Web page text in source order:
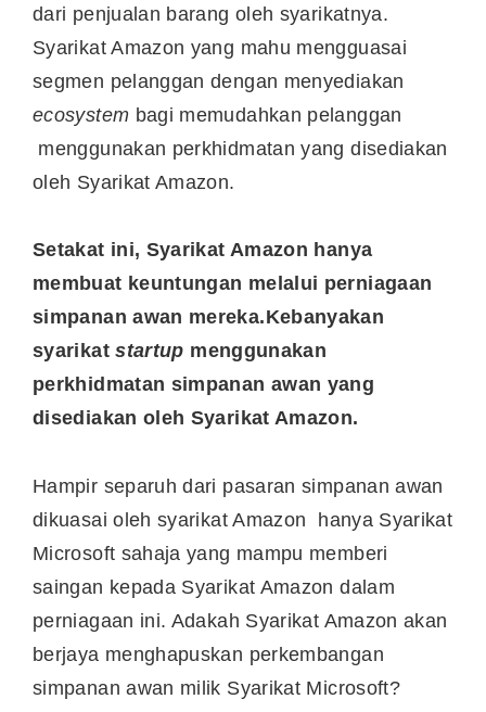
dari penjualan barang oleh syarikatnya.
Syarikat Amazon yang mahu mengguasai
segmen pelanggan dengan menyediakan
ecosystem bagi memudahkan pelanggan
menggunakan perkhidmatan yang disediakan
oleh Syarikat Amazon.
Setakat ini, Syarikat Amazon hanya
membuat keuntungan melalui perniagaan
simpanan awan mereka.Kebanyakan
syarikatstartup menggunakan
perkhidmatan simpanan awan yang
disediakan oleh Syarikat Amazon.
Hampir separuh dari pasaran simpanan awan
dikuasai oleh syarikat Amazon hanya Syarikat
Microsoft sahaja yang mampu memberi
saingan kepada Syarikat Amazon dalam
perniagaan ini. Adakah Syarikat Amazon akan
berjaya menghapuskan perkembangan
simpanan awan milik Syarikat Microsoft?